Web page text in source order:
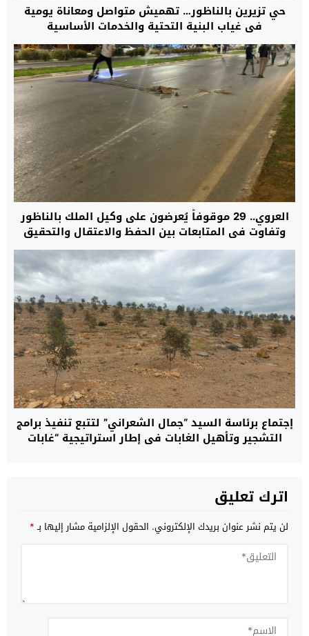
حي تزيرين بالناظور… تهميش متواصل ومعاناة يومية
في غياب البنية التحتية والخدمات الأساسية
العروي.. 29 موقوفاً يُعرضون على وكيل الملك بالناظور
وتفاوت في المتابعات بين الحفظ والاعتقال والتحقيق
إجتماع برئاسة السيد “جمال الشعراني” لتتبع تنفيذ برامج
التشجير وتأهيل الغابات في إطار استراتيجية “غابات
اترك تعليق
لن يتم نشر عنوان بريدك الإلكتروني. الحقول الإلزامية مشار إليها بـ*